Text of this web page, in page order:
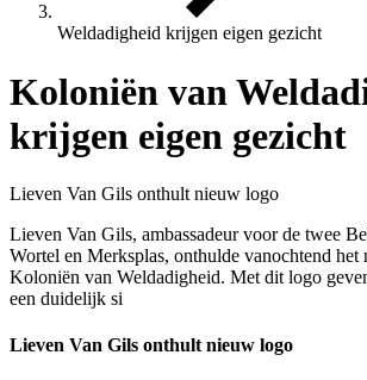
Weldadigheid krijgen eigen gezicht
Koloniën van
krijgen eigen gezicht
Lieven Van Gils onthult nieuw logo
Lieven Van Gils, ambassadeur voor de twee
Wortel en Merksplas, onthulde vanochtend
Koloniën van Weldadigheid. Met dit logo
een duidelijk si
Lieven Van Gils onthult nieuw logo